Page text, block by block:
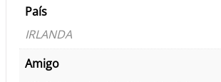
País
IRLANDA
Amigo